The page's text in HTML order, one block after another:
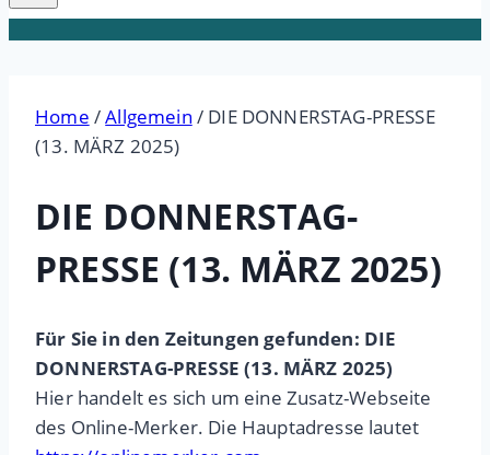
Home /Allgemein / DIE DONNERSTAG-PRESSE
(13. MÄRZ 2025)
DIE DONNERSTAG-
PRESSE (13. MÄRZ 2025)
Für Sie in den Zeitungen gefunden: DIE
DONNERSTAG-PRESSE (13. MÄRZ 2025)
Hier handelt es sich um eine Zusatz-Webseite
des Online-Merker. Die Hauptadresse lautet